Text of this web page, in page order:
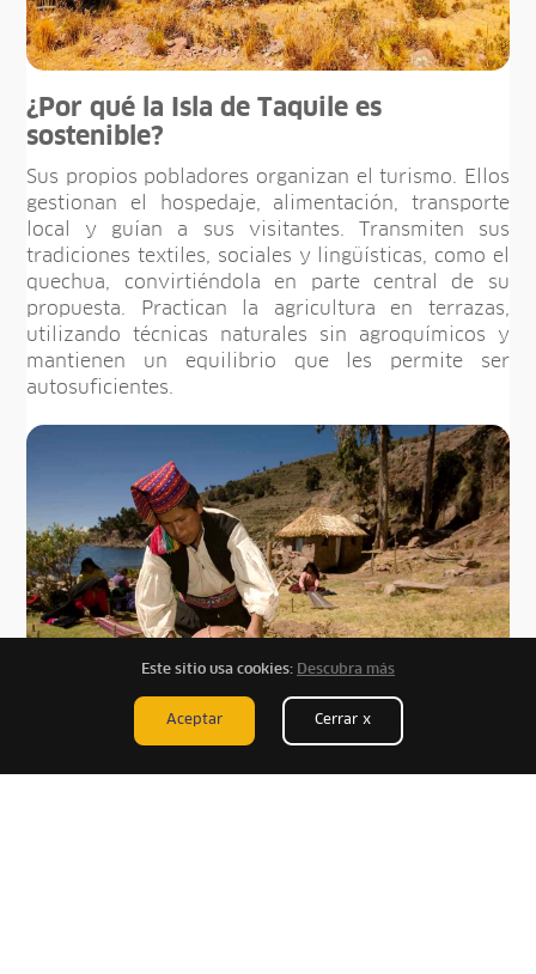
¿Por qué la Isla de Taquile es
sostenible?
Sus propios pobladores organizan el turismo. Ellos
gestionan el hospedaje, alimentación, transporte
local y guían a sus visitantes. Transmiten sus
tradiciones textiles, sociales y lingüísticas, como el
quechua, convirtiéndola en parte central de su
propuesta. Practican la agricultura en terrazas,
utilizando técnicas naturales sin agroquímicos y
mantienen un equilibrio que les permite ser
autosuficientes.
Este sitio usa cookies: Descubra más
Aceptar Cerrar x